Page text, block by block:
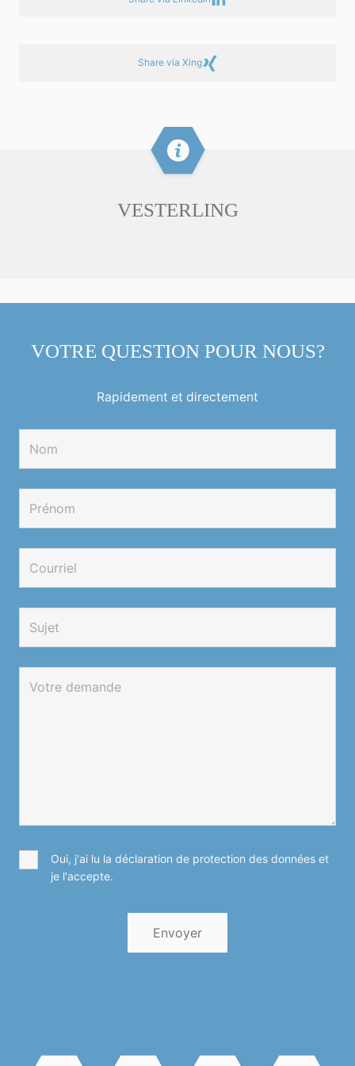
Share via Xing
VESTERLING
VOTRE QUESTION POUR NOUS?
Rapidement et directement
Oui, j'ai lu la déclaration de protection des données et
je l'accepte.